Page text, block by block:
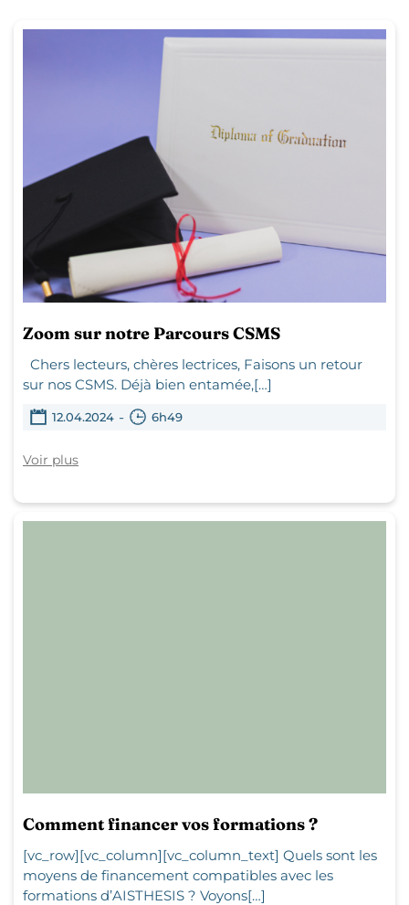
Zoom sur notre Parcours CSMS
Chers lecteurs, chères lectrices, Faisons un retour
sur nos CSMS. Déjà bien entamée,[…]
12.04.2024 - 6h49
Voir plus
Comment financer vos formations ?
[vc_row][vc_column][vc_column_text] Quels sont les
moyens de financement compatibles avec les
formations d’AISTHESIS ? Voyons[…]